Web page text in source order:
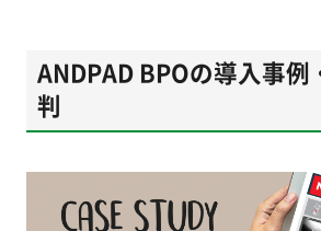
ANDPAD BPOの導入事例
判